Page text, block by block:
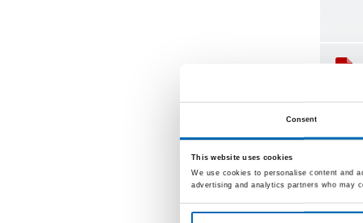
Consent
This website uses cookies
We use cookies to personalise content and
advertising and analytics partners who may